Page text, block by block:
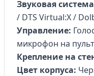
Звуковая
/ DTS Virtual:X /
Управление:
микрофон на
Крепление на
Цвет корпуса: